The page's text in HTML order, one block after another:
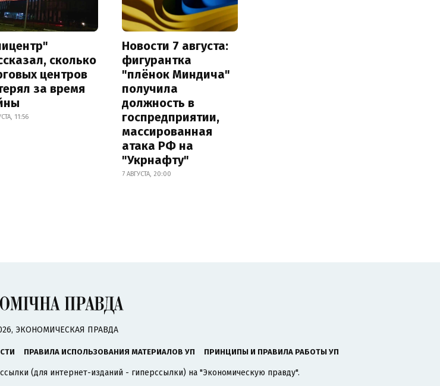
сколько
центров
за время
11:56
Новости 7 августа:
фигурантка
"плёнок Миндича"
получила
должность в
госпредприятии,
массированная
атака РФ на
"Укрнафту"
7 АВГУСТА, 20:00
ЭКОНОМИЧЕСКАЯ ПРАВДА
ПРАВИЛА ИСПОЛЬЗОВАНИЯ МАТЕРИАЛОВ УП ПРИНЦИПЫ И ПРАВИЛА РАБОТЫ УП
(для интернет-изданий - гиперссылки) на "Экономическую правду".